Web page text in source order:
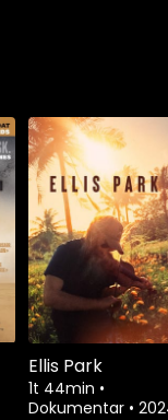
Ellis Park
1t 44min •
Dokumentar •